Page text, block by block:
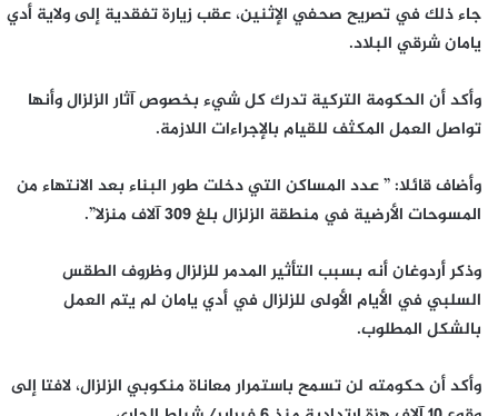
جاء ذلك في تصريح صحفي الإثنين، عقب زيارة تفقدية إلى ولاية أدي
يامان شرقي البلاد.
وأكد أن الحكومة التركية تدرك كل شيء بخصوص آثار الزلزال وأنها
تواصل العمل المكثف للقيام بالإجراءات اللازمة.
وأضاف قائلا: ” عدد المساكن التي دخلت طور البناء بعد الانتهاء من
المسوحات الأرضية في منطقة الزلزال بلغ 309 آلاف منزلا”.
وذكر أردوغان أنه بسبب التأثير المدمر للزلزال وظروف الطقس
السلبي في الأيام الأولى للزلزال في أدي يامان لم يتم العمل
بالشكل المطلوب.
وأكد أن حكومته لن تسمح باستمرار معاناة منكوبي الزلزال، لافتا إلى